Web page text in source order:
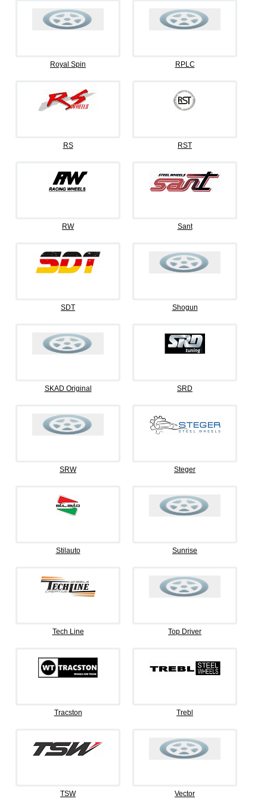
Royal Spin RPLC
RS RST
RW Sant
SDT Shogun
SKAD Original SRD
SRW Steger
Stilauto Sunrise
Tech Line Top Driver
Tracston Trebl
TSW Vector